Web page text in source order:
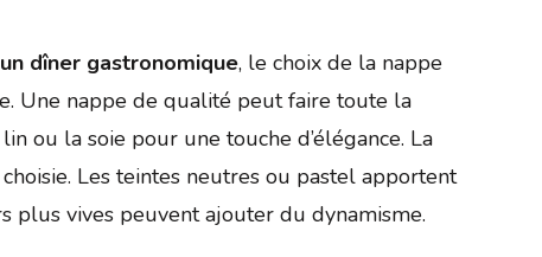
dîner gastronomique, le choix de la nappe
Une nappe de qualité peut faire toute la
ou la soie pour une touche d’élégance. La
Les teintes neutres ou pastel apportent
plus vives peuvent ajouter du dynamisme.